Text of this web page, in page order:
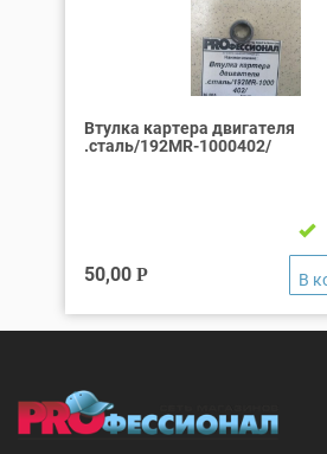
Втулка картера двигателя
.сталь/192MR-1000402/
50,00 Р